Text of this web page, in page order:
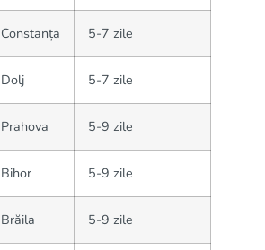
Constanța 5-7 zile
Dolj 5-7 zile
Prahova 5-9 zile
Bihor 5-9 zile
Brăila 5-9 zile